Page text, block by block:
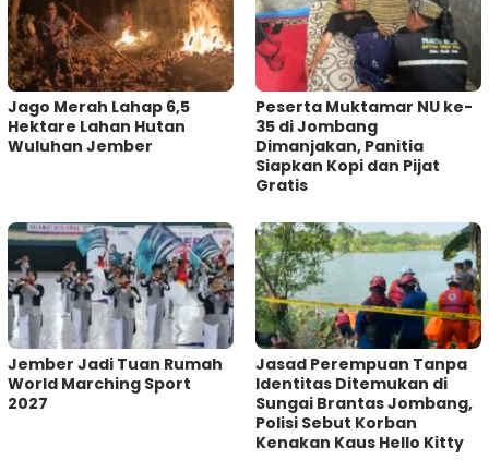
Jago Merah Lahap 6,5
Hektare Lahan Hutan
Wuluhan Jember
Peserta Muktamar NU ke-
35 di Jombang
Dimanjakan, Panitia
Siapkan Kopi dan Pijat
Gratis
Jember Jadi Tuan Rumah
World Marching Sport
2027
Jasad Perempuan Tanpa
Identitas Ditemukan di
Sungai Brantas Jombang,
Polisi Sebut Korban
Kenakan Kaus Hello Kitty